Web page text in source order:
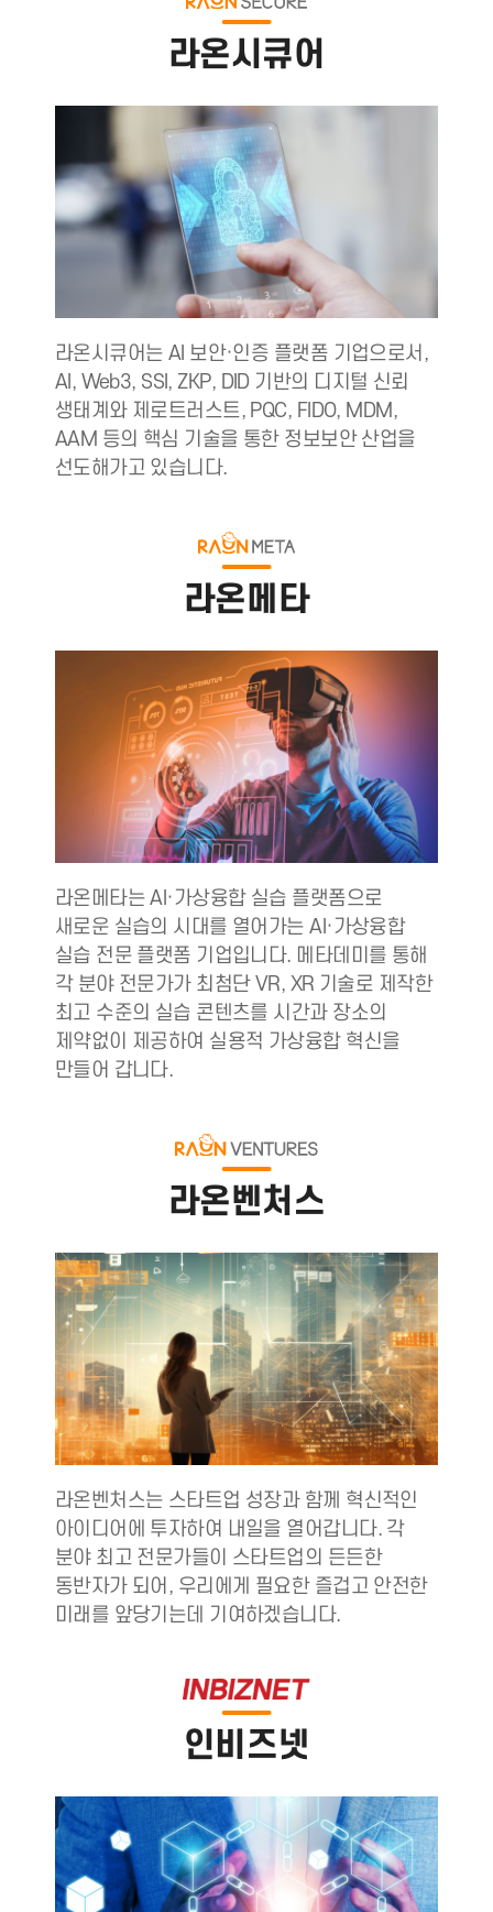
라온시큐어
라온시큐어는 AI 보안·인증 플랫폼 기업으로서,
AI, Web3, SSI, ZKP, DID 기반의 디지털 신뢰
생태계와 제로트러스트, PQC, FIDO, MDM,
AAM 등의 핵심 기술을 통한 정보보안 산업을
선도해가고 있습니다.
라온메타
라온메타는 AI·가상융합 실습 플랫폼으로
새로운 실습의 시대를 열어가는 AI·가상융합
실습 전문 플랫폼 기업입니다. 메타데미를 통해
각 분야 전문가가 최첨단 VR, XR 기술로 제작한
최고 수준의 실습 콘텐츠를 시간과 장소의
제약없이 제공하여 실용적 가상융합 혁신을
만들어 갑니다.
라온벤처스
라온벤처스는 스타트업 성장과 함께 혁신적인
아이디어에 투자하여 내일을 열어갑니다. 각
분야 최고 전문가들이 스타트업의 든든한
동반자가 되어, 우리에게 필요한 즐겁고 안전한
미래를 앞당기는데 기여하겠습니다.
인비즈넷